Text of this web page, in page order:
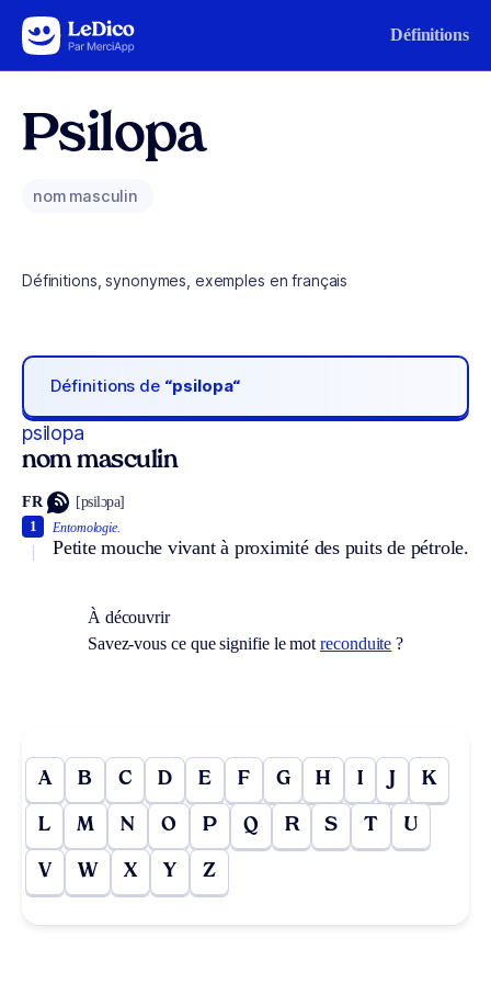
Aller au contenu Définitions
Psilopa
nom masculin
Définitions, synonymes, exemples en français
Définitions de “psilopa“
psilopa
nom masculin
FR [psilɔpa]
Entomologie.
Petite mouche vivant à proximité des puits de pétrole.
1
À découvrir
Savez-vous ce que signifie le motreconduite ?
A B C D E F G H I J K
L M N O P Q R S T U
V W X Y Z